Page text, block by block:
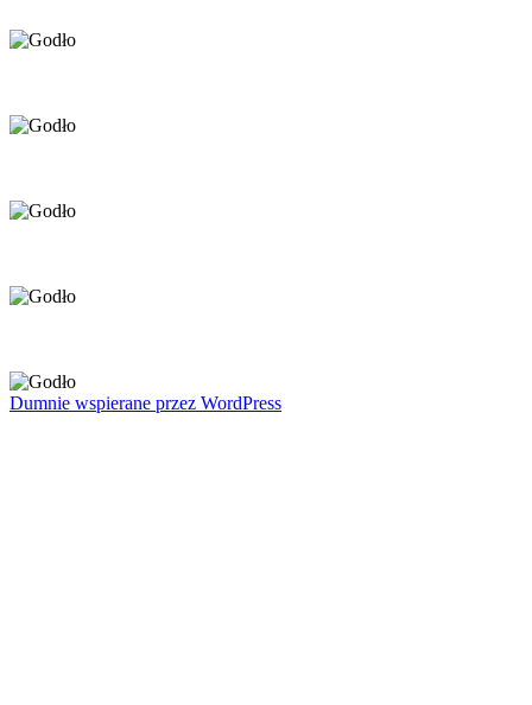
Dumnie wspierane przez WordPress